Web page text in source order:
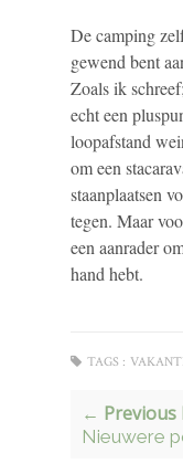
De camping
gewend bent
Zoals ik
echt een
loopafstand
om een
staanplaatsen
tegen. Maar
een aanrader
hand hebt.
TAGS :
← Previous
Nieuwere